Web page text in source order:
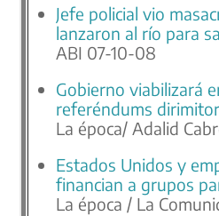
Jefe policial vio
lanzaron al río para
ABI 07-10-08
Gobierno viabilizará
referéndums
La época/ Adalid
Estados Unidos y
financian a grupos
La época / La